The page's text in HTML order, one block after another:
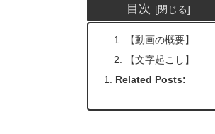
目次
【動画の概要】
【文字起こし】
Related Posts: